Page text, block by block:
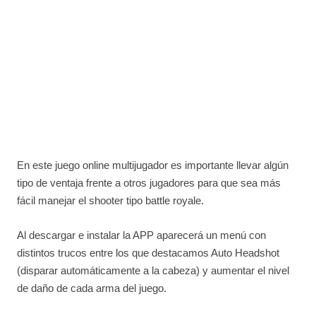
En este juego online multijugador es importante llevar algún
tipo de ventaja frente a otros jugadores para que sea más
fácil manejar el shooter tipo battle royale.
Al descargar e instalar la APP aparecerá un menú con
distintos trucos entre los que destacamos Auto Headshot
(disparar automáticamente a la cabeza) y aumentar el nivel
de daño de cada arma del juego.